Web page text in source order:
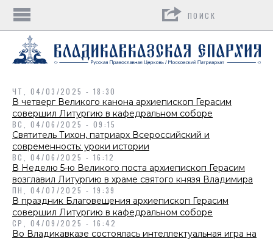
ЧТ, 04/03/2025 - 18:30
В четверг Великого канона архиепископ Герасим
совершил Литургию в кафедральном соборе
ВС, 04/06/2025 - 09:15
Святитель Тихон, патриарх Всероссийский и
современность: уроки истории
ВС, 04/06/2025 - 16:12
В Неделю 5-ю Великого поста архиепископ Герасим
возглавил Литургию в храме святого князя Владимира
ПН, 04/07/2025 - 19:39
В праздник Благовещения архиепископ Герасим
совершил Литургию в кафедральном соборе
СР, 04/09/2025 - 16:42
Во Владикавказе состоялась интеллектуальная игра на